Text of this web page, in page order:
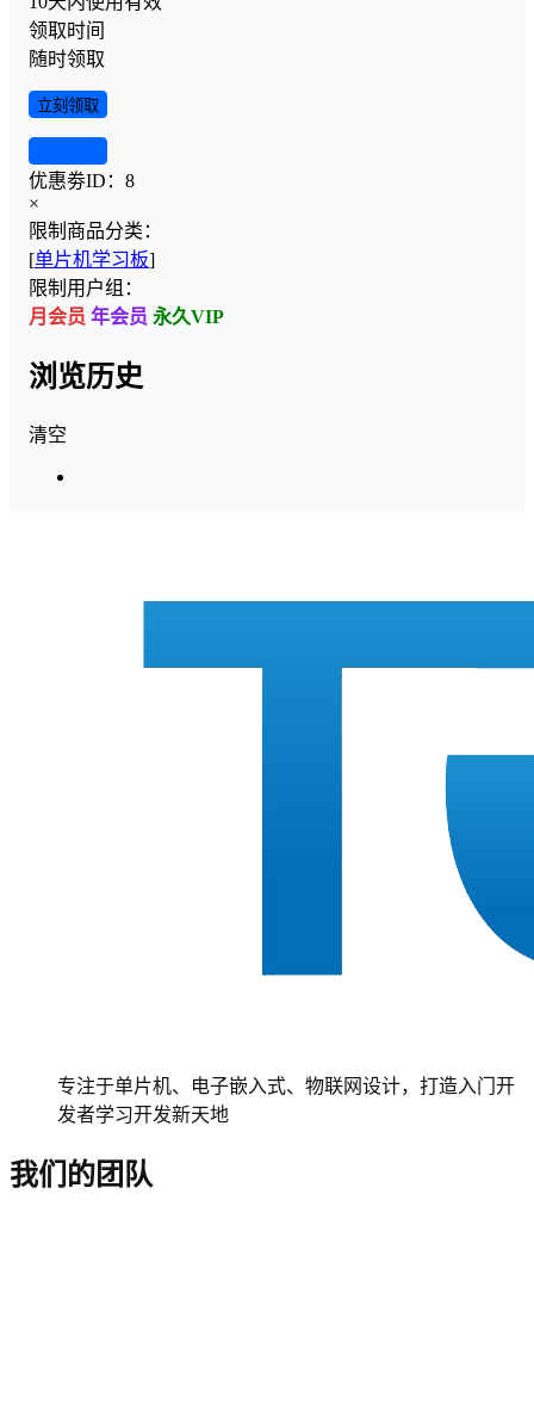
领取时间
随时领取
立刻领取
优惠劵ID： 8
×
限制商品分类：
[单片机学习板]
限制用户组：
月会员 年会员 永久VIP
浏览历史
清空
专注于单片机、电子嵌入式、物联网设计，打造入门开
发者学习开发新天地
我们的团队